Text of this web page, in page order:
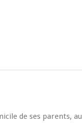
de ses parents, au